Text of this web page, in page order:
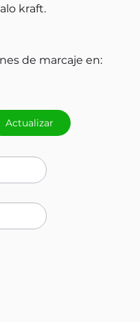
kraft.
de marcaje en:
Actualizar